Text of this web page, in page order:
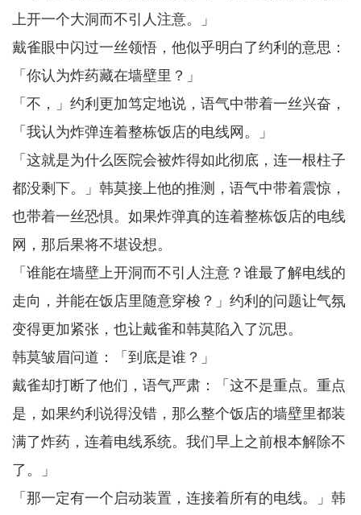
上开一个大洞而不引人注意。」
戴雀眼中闪过一丝领悟，他似乎明白了约利的意思：
「你认为炸药藏在墙壁里？」
「不，」约利更加笃定地说，语气中带着一丝兴奋，
「我认为炸弹连着整栋饭店的电线网。」
「这就是为什么医院会被炸得如此彻底，连一根柱子
都没剩下。」韩莫接上他的推测，语气中带着震惊，
也带着一丝恐惧。如果炸弹真的连着整栋饭店的电线
网，那后果将不堪设想。
「谁能在墙壁上开洞而不引人注意？谁最了解电线的
走向，并能在饭店里随意穿梭？」约利的问题让气氛
变得更加紧张，也让戴雀和韩莫陷入了沉思。
韩莫皱眉问道：「到底是谁？」
戴雀却打断了他们，语气严肃：「这不是重点。重点
是，如果约利说得没错，那么整个饭店的墙壁里都装
满了炸药，连着电线系统。我们早上之前根本解除不
了。」
「那一定有一个启动装置，连接着所有的电线。」韩